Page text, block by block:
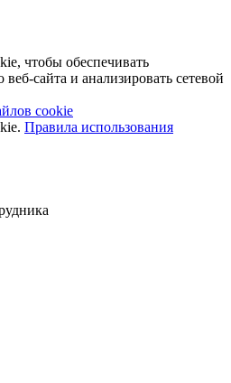
чтобы обеспечивать
сайта и анализировать сетевой
cookie
Правила использования